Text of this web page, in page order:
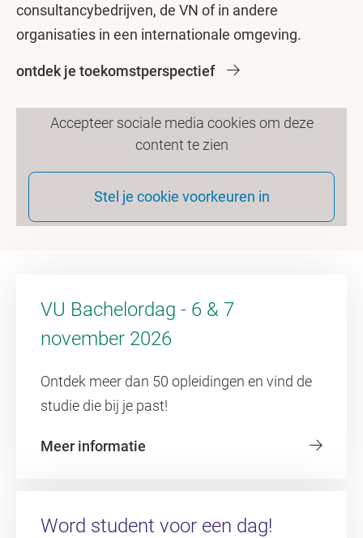
consultancybedrijven, de VN of in andere
organisaties in een internationale omgeving.
ontdek je toekomstperspectief
Accepteer sociale media cookies om deze
content te zien
Stel je cookie voorkeuren in
VU Bachelordag - 6 & 7
november 2026
Ontdek meer dan 50 opleidingen en vind de
studie die bij je past!
Meer informatie
Word student voor een dag!